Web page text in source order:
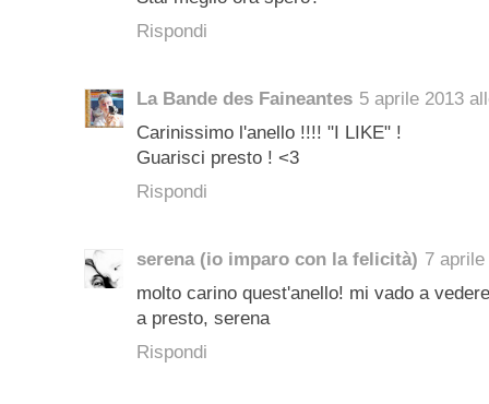
Rispondi
La Bande des Faineantes 5 aprile 2013
Carinissimo l'anello !!!! "I LIKE" !
Guarisci presto ! <3
Rispondi
serena (io imparo con la felicità) 7
molto carino quest'anello! mi vado a
a presto, serena
Rispondi